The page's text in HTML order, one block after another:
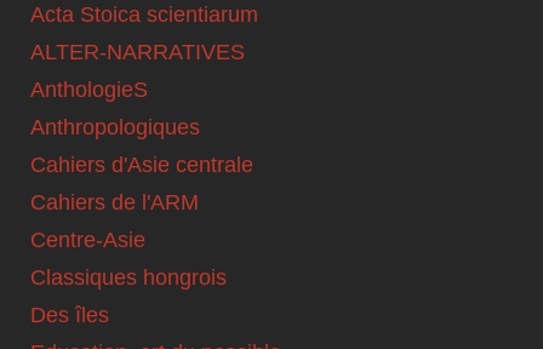
Acta Stoica scientiarum
ALTER-NARRATIVES
AnthologieS
Anthropologiques
Cahiers d'Asie centrale
Cahiers de l'ARM
Centre-Asie
Classiques hongrois
Des îles